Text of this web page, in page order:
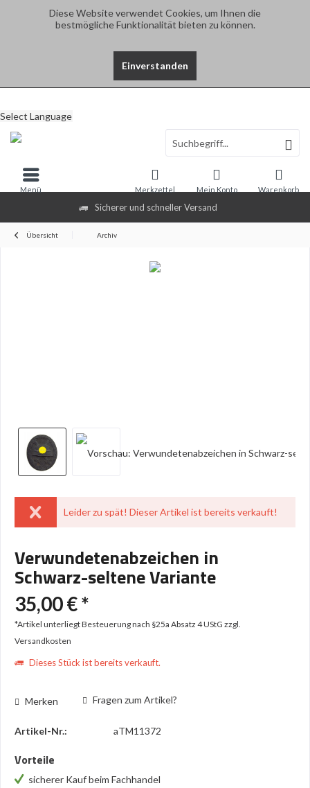
Diese Website verwendet Cookies, um Ihnen die
bestmögliche Funktionalität bieten zu können.
Einverstanden
Sicherer und schneller Versand
Select Language
Warenkorb
Merkzettel Mein Konto
Menü
Übersicht Archiv
Leider zu spät! Dieser Artikel ist bereits verkauft!
Verwundetenabzeichen in
Schwarz-seltene Variante
35,00 € *
*Artikel unterliegt Besteuerung nach §25a Absatz 4 UStG zzgl.
Versandkosten
Dieses Stück ist bereits verkauft.
Merken Fragen zum Artikel?
Artikel-Nr.: aTM11372
Vorteile
sicherer Kauf beim Fachhandel